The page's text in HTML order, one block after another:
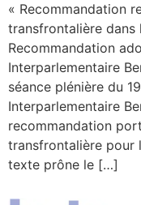
« Recommandation
transfrontalière dans
Recommandation
Interparlementaire
séance plénière du
Interparlementaire
recommandation
transfrontalière pour
texte prône le […]